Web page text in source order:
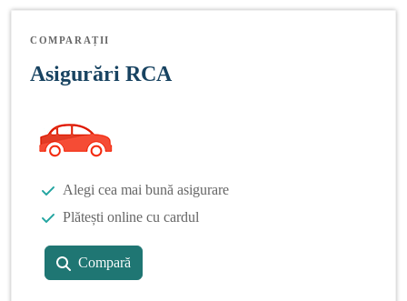
COMPARAȚII
Asigurări RCA
Alegi cea mai bună asigurare
Plătești online cu cardul
Compară